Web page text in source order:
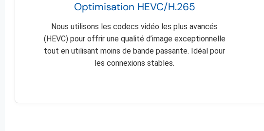
Optimisation HEVC/H.265
Nous utilisons les codecs vidéo les plus avancés
(HEVC) pour offrir une qualité d’image exceptionnelle
tout en utilisant moins de bande passante. Idéal pour
les connexions stables.